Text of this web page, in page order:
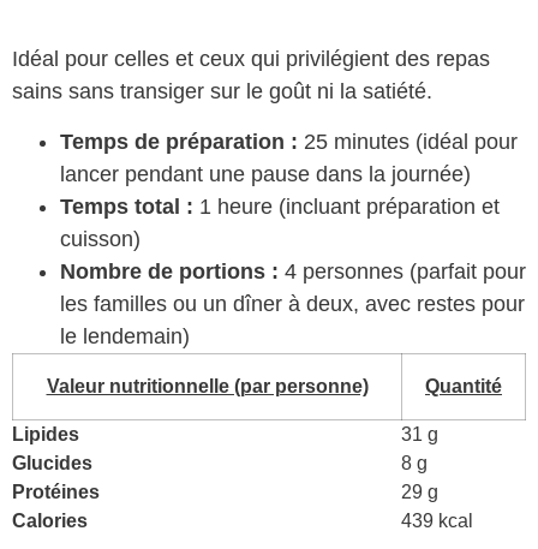
Idéal pour celles et ceux qui privilégient des repas
sains sans transiger sur le goût ni la satiété.
Temps de préparation : 25 minutes (idéal pour
lancer pendant une pause dans la journée)
Temps total : 1 heure (incluant préparation et
cuisson)
Nombre de portions : 4 personnes (parfait pour
les familles ou un dîner à deux, avec restes pour
le lendemain)
Valeur nutritionnelle (par personne) Quantité
Lipides
31 g
Glucides
8 g
Protéines
29 g
Calories
439 kcal